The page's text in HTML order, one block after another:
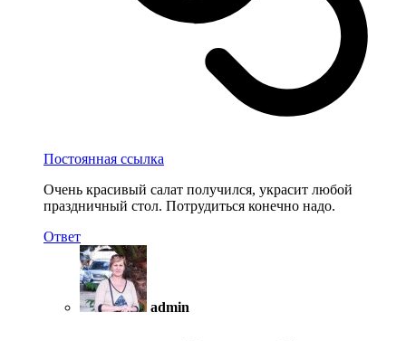
Постоянная ссылка
Очень красивый салат получился, украсит любой
праздничный стол. Потрудиться конечно надо.
Ответ
admin